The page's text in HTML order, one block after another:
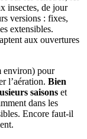
insectes, de jour
versions : fixes,
extensibles.
aux ouvertures
environ) pour
l’aération. Bien
saisons et
dans les
Encore faut-il